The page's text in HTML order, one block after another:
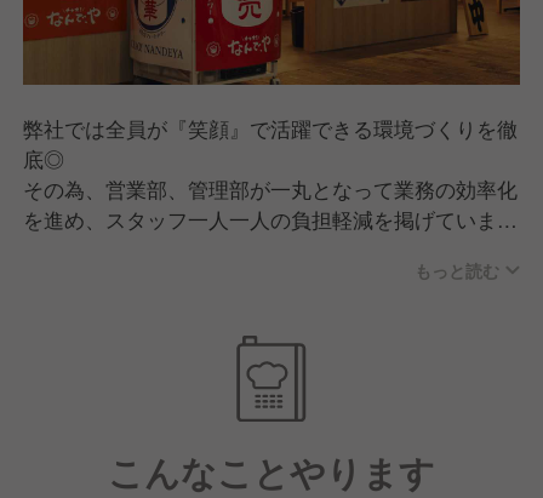
弊社では全員が『笑顔』で活躍できる環境づくりを徹
底◎
その為、営業部、管理部が一丸となって業務の効率化
を進め、スタッフ一人一人の負担軽減を掲げていま
って昇進昇格を目指すことができます。
またGYROグループでは230店舗90業態を運営管理し
ており、福利厚生や労務環境を充実させ、経験問わず
様々な方が安心して活躍できる環境作りを進めていま
もっと読む
こんなことやります